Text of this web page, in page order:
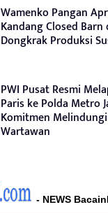
Wamenko Pangan
Kandang Closed
Dongkrak Produksi
PWI Pusat Resmi
Paris ke Polda Metro
Komitmen
Wartawan
- NEWS